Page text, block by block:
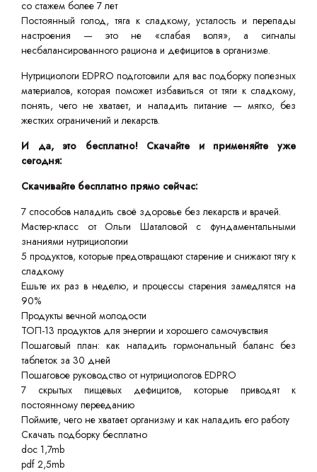
со стажем более 7 лет
Постоянный голод, тяга к сладкому, усталость и перепады
настроения — это не «слабая воля», а сигналы
несбалансированного рациона и дефицитов в организме.
Нутрициологи EDPRO подготовили для вас подборку полезных
материалов, которая поможет избавиться от тяги к сладкому,
понять, чего не хватает, и наладить питание — мягко, без
жестких ограничений и лекарств.
И да, это бесплатно! Скачайте и применяйте уже
сегодня:
Скачивайте бесплатно прямо сейчас:
7 способов наладить своё здоровье без лекарств и врачей.
Мастер-класс от Ольги Шаталовой с фундаментальными
знаниями нутрициологии
5 продуктов, которые предотвращают старение и снижают тягу к
сладкому
Ешьте их раз в неделю, и процессы старения замедлятся на
90%
Продукты вечной молодости
ТОП-13 продуктов для энергии и хорошего самочувствия
Пошаговый план: как наладить гормональный баланс без
таблеток за 30 дней
Пошаговое руководство от нутрициологов EDPRO
7 скрытых пищевых дефицитов, которые приводят к
постоянному перееданию
Поймите, чего не хватает организму и как наладить его работу
Скачать подборку бесплатно
doc 1,7mb
pdf 2,5mb